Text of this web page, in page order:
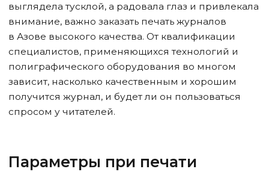
выглядела тусклой, а радовала глаз и привлекала
внимание, важно заказать печать журналов
в Азове высокого качества. От квалификации
специалистов, применяющихся технологий и
полиграфического оборудования во многом
зависит, насколько качественным и хорошим
получится журнал, и будет ли он пользоваться
спросом у читателей.
Параметры при печати